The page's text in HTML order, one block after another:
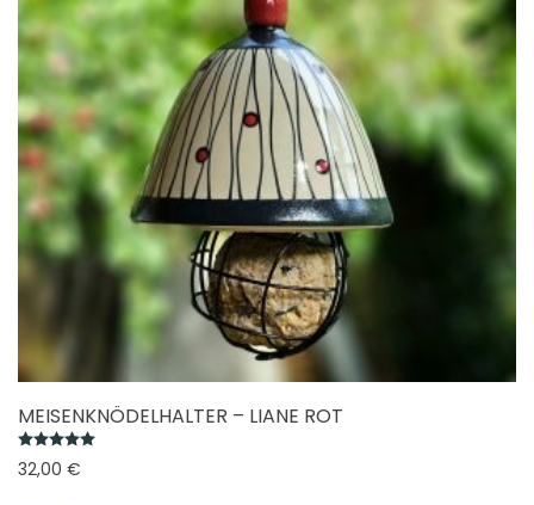
MEISENKNÖDELHALTER – LIANE ROT
32,00 €